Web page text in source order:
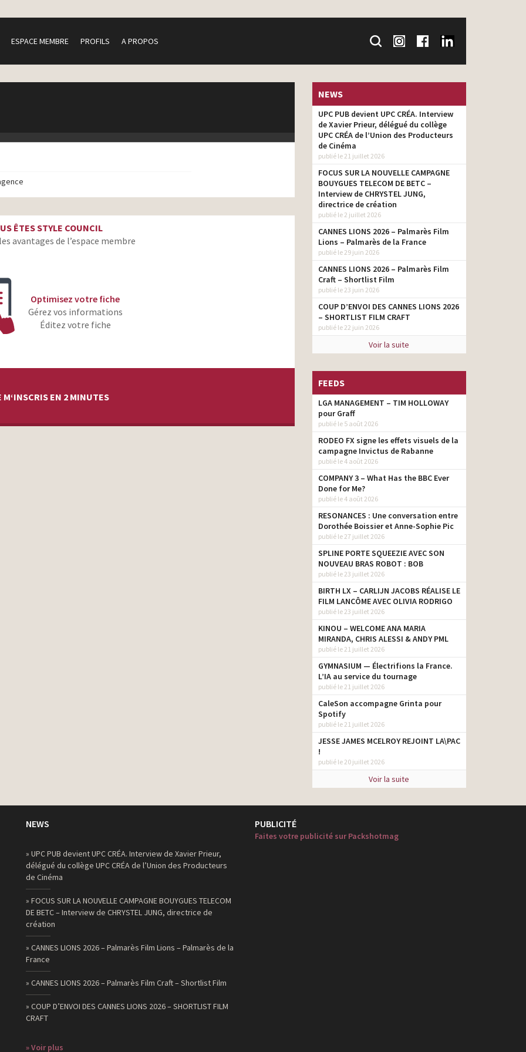
ESPACE MEMBRE PROFILS A PROPOS
ÊTES STYLE COUNCIL
avantages de l’espace membre
Optimisez votre fiche
Gérez vos informations
Éditez votre fiche
EN 2 MINUTES
NEWS
UPC PUB devient UPC CRÉA. Interview
de Xavier Prieur, délégué du collège
UPC CRÉA de l’Union des Producteurs
de Cinéma
publié le 21 juillet 2026
FOCUS SUR LA NOUVELLE CAMPAGNE
BOUYGUES TELECOM DE BETC –
Interview de CHRYSTEL JUNG,
directrice de création
publié le 2 juillet 2026
CANNES LIONS 2026 – Palmarès Film
Lions – Palmarès de la France
publié le 29 juin 2026
CANNES LIONS 2026 – Palmarès Film
Craft – Shortlist Film
publié le 23 juin 2026
COUP D’ENVOI DES CANNES LIONS 2026
– SHORTLIST FILM CRAFT
publié le 22 juin 2026
Voir la suite
FEEDS
LGA MANAGEMENT – TIM HOLLOWAY
pour Graff
publié le 5 août 2026
RODEO FX signe les effets visuels de la
campagne Invictus de Rabanne
publié le 4 août 2026
COMPANY 3 – What Has the BBC Ever
Done for Me?
publié le 4 août 2026
RESONANCES : Une conversation entre
Dorothée Boissier et Anne-Sophie Pic
publié le 27 juillet 2026
SPLINE PORTE SQUEEZIE AVEC SON
NOUVEAU BRAS ROBOT : BOB
publié le 23 juillet 2026
BIRTH LX – CARLIJN JACOBS RÉALISE LE
FILM LANCÔME AVEC OLIVIA RODRIGO
publié le 23 juillet 2026
KINOU – WELCOME ANA MARIA
MIRANDA, CHRIS ALESSI & ANDY PML
publié le 21 juillet 2026
GYMNASIUM — Électrifions la France.
L’IA au service du tournage
publié le 21 juillet 2026
CaleSon accompagne Grinta pour
Spotify
publié le 21 juillet 2026
JESSE JAMES MCELROY REJOINT LA\PAC
!
publié le 20 juillet 2026
Voir la suite
NEWS
» UPC PUB devient UPC CRÉA. Interview de Xavier Prieur,
délégué du collège UPC CRÉA de l’Union des Producteurs
de Cinéma
» FOCUS SUR LA NOUVELLE CAMPAGNE BOUYGUES TELECOM
DE BETC – Interview de CHRYSTEL JUNG, directrice de
création
» CANNES LIONS 2026 – Palmarès Film Lions – Palmarès de la
France
» CANNES LIONS 2026 – Palmarès Film Craft – Shortlist Film
» COUP D’ENVOI DES CANNES LIONS 2026 – SHORTLIST FILM
CRAFT
» Voir plus
PUBLICITÉ
Faites votre publicité sur Packshotmag